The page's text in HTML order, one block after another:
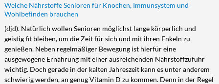
Welche Nährstoffe Senioren für Knochen, Immunsystem und
Wohlbefinden brauchen
(djd). Natürlich wollen Senioren möglichst lange körperlich und
geistig fit bleiben, um die Zeit für sich und mit ihren Enkeln zu
genießen. Neben regelmäßiger Bewegung ist hierfür eine
ausgewogene Ernährung mit einer ausreichenden Nährstoffzufuhr
wichtig. Doch gerade in der kalten Jahreszeit kann es unter anderem
schwierig werden, an genug Vitamin D zu kommen. Denn in der Regel